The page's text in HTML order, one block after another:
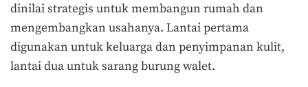
dinilai strategis untuk membangun rumah dan
mengembangkan usahanya. Lantai pertama
digunakan untuk keluarga dan penyimpanan kulit,
lantai dua untuk sarang burung walet.